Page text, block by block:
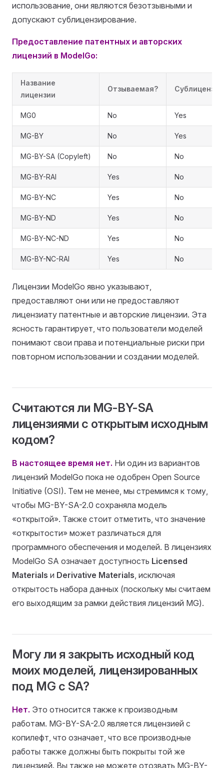
использование, они являются безотзывными и
допускают сублицензирование.
Предоставление патентных и авторских
лицензий в ModelGo:
Название
лицензии
Отзываемая?
MG0 No Yes
MG-BY No Yes
MG-BY-SA (Copyleft) No No
MG-BY-RAI Yes No
MG-BY-NC Yes No
MG-BY-ND Yes No
MG-BY-NC-ND Yes No
MG-BY-NC-RAI Yes No
Лицензии ModelGo явно указывают,
предоставляют они или не предоставляют
лицензиату патентные и авторские лицензии. Эта
ясность гарантирует, что пользователи моделей
понимают свои права и потенциальные риски при
повторном использовании и создании моделей.
Считаются ли MG-BY-SA
лицензиями с открытым исходным
кодом?
В настоящее время нет. Ни один из вариантов
лицензий ModelGo пока не одобрен Open Source
Initiative (OSI). Тем не менее, мы стремимся к тому,
чтобы MG-BY-SA-2.0 сохраняла модель
«открытой». Также стоит отметить, что значение
«открытости» может различаться для
программного обеспечения и моделей. В лицензиях
ModelGo SA означает доступность Licensed
Materials и Derivative Materials , исключая
открытость набора данных (поскольку мы считаем
его выходящим за рамки действия лицензий MG).
Могу ли я закрыть исходный код
моих моделей, лицензированных
под MG с SA?
Нет. Это относится также к производным
работам. MG-BY-SA-2.0 является лицензией с
копилефт, что означает, что все производные
работы также должны быть покрыты той же
лицензией. Вы также не можете отозвать MG-BY-